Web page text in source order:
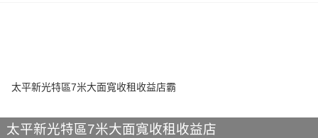
太平新光特區7米大面寬收租收益店